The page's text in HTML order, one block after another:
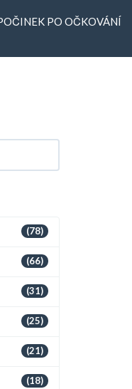
PO OČKOVÁNÍ
(78)
(66)
(31)
(25)
(21)
(18)